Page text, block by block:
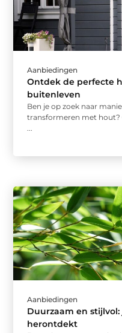
Aanbiedingen
Ontdek de perfecte
buitenleven
Ben je op zoek naar
transformeren met hout?
Aanbiedingen
Duurzaam en
herontdekt